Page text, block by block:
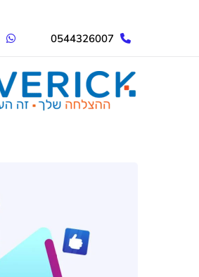
0544326007